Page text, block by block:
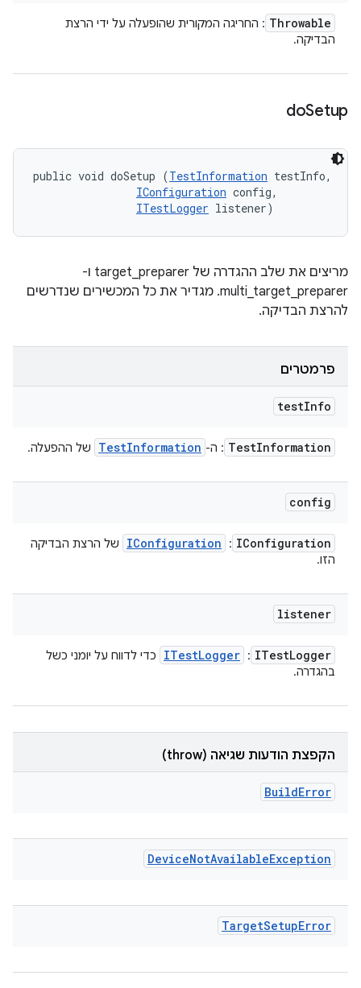
Throwable : החריגה המקורית שהופעלה על ידי הרצת
הבדיקה.
doSetup
public void doSetup (TestInformation testInfo,
IConfiguration config,
ITestLogger listener)
מריצים את שלב ההגדרה של target_preparer ו-
multi_target_preparer. מגדיר את כל המכשירים שנדרשים
להרצת הבדיקה.
פרמטרים
testInfo
TestInformation : ה- TestInformation של ההפעלה.
config
IConfiguration
:
IConfiguration
של הרצת הבדיקה
הזו.
listener
ITestLogger
:
ITestLogger
כדי לדווח על יומני כשל
בהגדרה.
הקפצת הודעות שגיאה (throw)
BuildError
DeviceNotAvailableException
TargetSetupError